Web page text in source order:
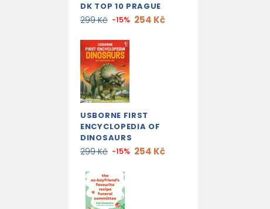
DK TOP 10 PRAGUE
299 Kč -15% 254 Kč
USBORNE FIRST
ENCYCLOPEDIA OF
DINOSAURS
299 Kč -15% 254 Kč